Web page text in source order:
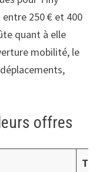
250 € et 400
quant à elle
mobilité, le
offres